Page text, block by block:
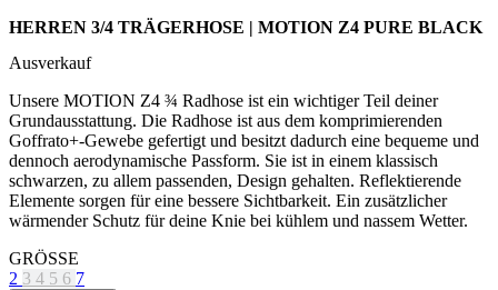
HERREN 3/4 TRÄGERHOSE | MOTION Z4 PURE BLACK
Ausverkauf
Unsere MOTION Z4 ¾ Radhose ist ein wichtiger Teil deiner
Grundausstattung. Die Radhose ist aus dem komprimierenden
Goffrato+-Gewebe gefertigt und besitzt dadurch eine bequeme und
dennoch aerodynamische Passform. Sie ist in einem klassisch
schwarzen, zu allem passenden, Design gehalten. Reflektierende
Elemente sorgen für eine bessere Sichtbarkeit. Ein zusätzlicher
wärmender Schutz für deine Knie bei kühlem und nassem Wetter.
GRÖSSE
2 3 4 5 6 7